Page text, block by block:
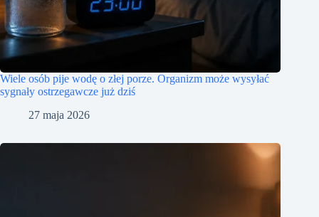
Wiele osób pije wodę o złej porze. Organizm może wysyłać
sygnały ostrzegawcze już dziś
27 maja 2026